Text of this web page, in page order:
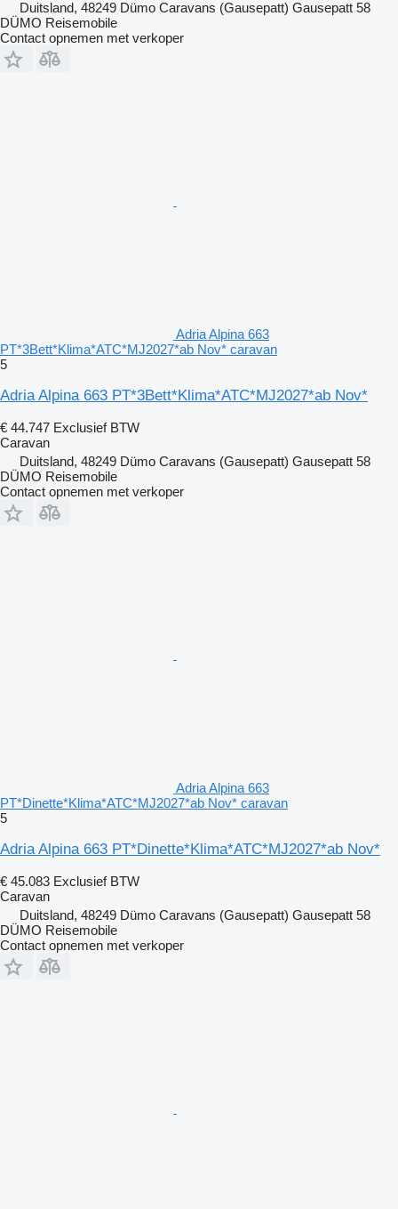
Duitsland, 48249 Dümo Caravans (Gausepatt) Gausepatt 58
DÜMO Reisemobile
Contact opnemen met verkoper
Adria Alpina 663
PT*3Bett*Klima*ATC*MJ2027*ab Nov* caravan
5
Adria Alpina 663 PT*3Bett*Klima*ATC*MJ2027*ab Nov*
€ 44.747 Exclusief BTW
Caravan
Duitsland, 48249 Dümo Caravans (Gausepatt) Gausepatt 58
DÜMO Reisemobile
Contact opnemen met verkoper
Adria Alpina 663
PT*Dinette*Klima*ATC*MJ2027*ab Nov* caravan
5
Adria Alpina 663 PT*Dinette*Klima*ATC*MJ2027*ab Nov*
€ 45.083 Exclusief BTW
Caravan
Duitsland, 48249 Dümo Caravans (Gausepatt) Gausepatt 58
DÜMO Reisemobile
Contact opnemen met verkoper